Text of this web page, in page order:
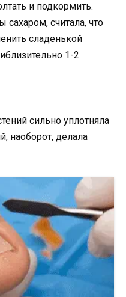
и подкормить.
считала, что
сладенькой
1-2
сильно уплотняла
наоборот, делала